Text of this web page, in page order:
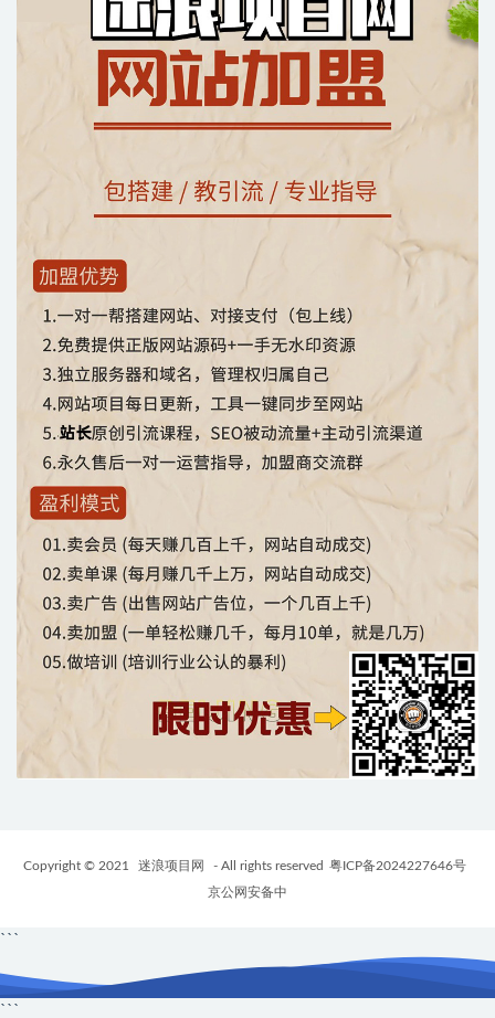
Copyright © 2021 迷浪项目网 - All rights reserved 粤ICP备2024227646号
京公网安备中
```
```